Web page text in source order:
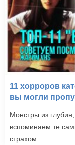
11 хорроров
вы могли
Монстры из
вспоминаем те
страхом